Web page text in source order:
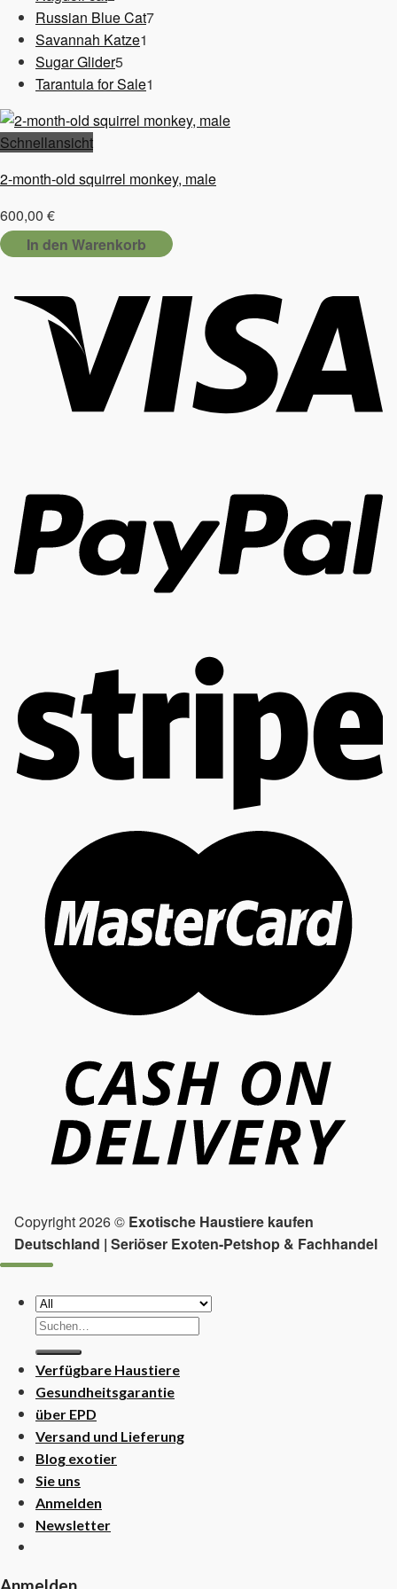
Produkte
Russian Blue Cat77
Savannah Katze1
Sugar Glider55
Produkte
Tarantula for Sale1
Schnellansicht
2-month-old squirrel monkey, male
600,00 €
In den Warenkorb
Copyright 2026 © Exotische Haustiere kaufen
Deutschland | Seriöser Exoten-Petshop & Fachhandel
Suchen
nach:
Verfügbare Haustiere
Gesundheitsgarantie
über EPD
Versand und Lieferung
Blog exotier
Sie uns
Anmelden
Newsletter